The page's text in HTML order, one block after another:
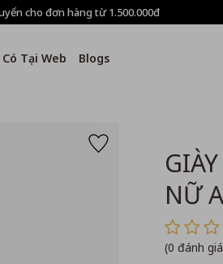
cho đơn hàng từ 1.500.000đ
Có Tại Web Blogs
NỮ
(0 đánh